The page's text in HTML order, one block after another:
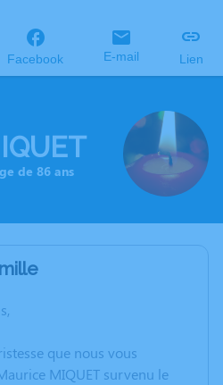
Facebook E-mail Lien
de 86 ans
que nous vous
MIQUET survenu le